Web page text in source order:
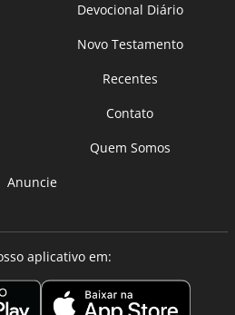
Devocional Diário
Novo Testamento
Recentes
Contato
Quem Somos
Anuncie
aplicativo em: